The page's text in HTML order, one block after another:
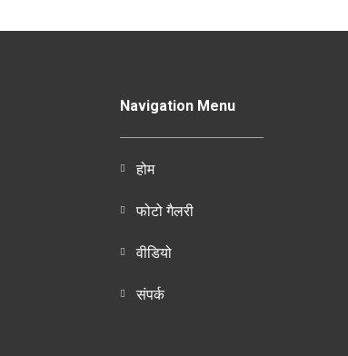
Navigation Menu
होम
फोटो गैलरी
वीडियो
संपर्क